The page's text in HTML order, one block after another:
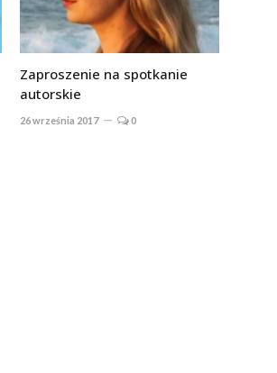
Zaproszenie na spotkanie
autorskie
26 września 2017 0